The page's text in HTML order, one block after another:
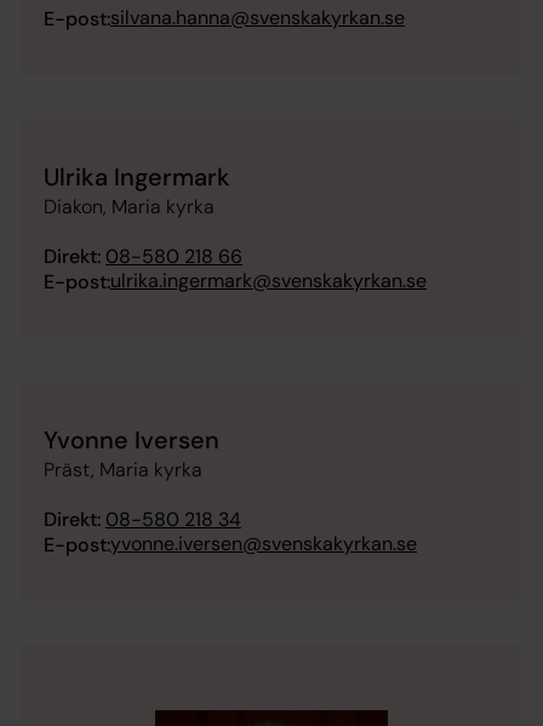
E-post:silvana.hanna@svenskakyrkan.se
Ulrika Ingermark
Diakon, Maria kyrka
Direkt: 08-580 218 66
E-post:ulrika.ingermark@svenskakyrkan.se
Yvonne Iversen
Präst, Maria kyrka
Direkt: 08-580 218 34
E-post:yvonne.iversen@svenskakyrkan.se